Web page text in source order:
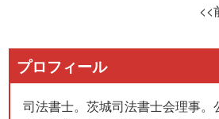
<<
プロフィール
司法書士。茨城司法書士会理事。